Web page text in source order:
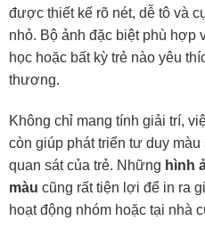
được thiết kế rõ nét, dễ tô và
nhỏ. Bộ ảnh đặc biệt phù hợp
học hoặc bất kỳ trẻ nào yêu
thương.
Không chỉ mang tính giải trí,
còn giúp phát triển tư duy
quan sát của trẻ. Những hình
màu cũng rất tiện lợi để in ra
hoạt động nhóm hoặc tại nhà